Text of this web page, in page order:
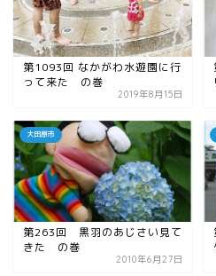
第1093回 なかがわ水遊園に行
って来た の巻
2019年8月15日
大田原市
第263回 黒羽のあじさい見て
きた の巻
2010年6月27日